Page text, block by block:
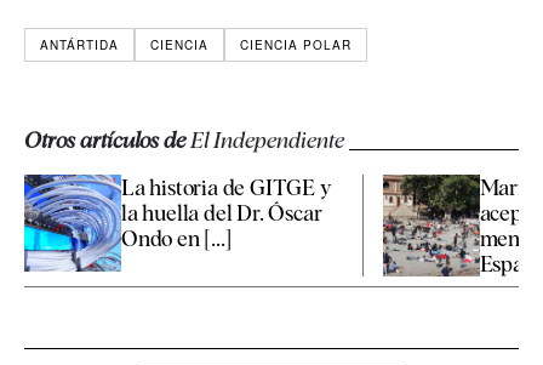
ANTÁRTIDA CIENCIA CIENCIA POLAR
Otros artículos deEl Independiente
La historia de GITGE y
la huella del Dr. Óscar
Ondo en [...]